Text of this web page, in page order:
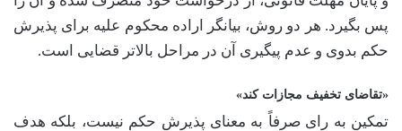
پس بگیرد. هر دو روش، بیانگر اراده محکوم علیه برای پذیرش
حکم بدوی و عدم پیگیری آن در مراحل بالاتر قضایی است.
«تقاضای تخفیف مجازات کند»
تمکین به رای صرفاً به معنای پذیرش حکم نیست، بلکه هدف